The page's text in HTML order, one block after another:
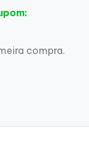
compra.